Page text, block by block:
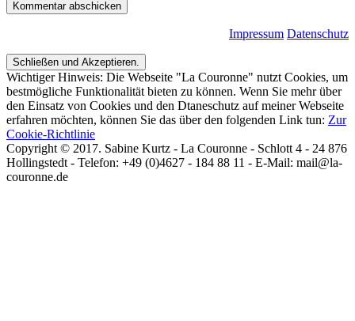
Impressum Datenschutz
Wichtiger Hinweis: Die Webseite "La Couronne" nutzt Cookies, um
bestmögliche Funktionalität bieten zu können. Wenn Sie mehr über
den Einsatz von Cookies und den Dtaneschutz auf meiner Webseite
erfahren möchten, können Sie das über den folgenden Link tun: Zur
Cookie-Richtlinie
Copyright © 2017. Sabine Kurtz - La Couronne - Schlott 4 - 24 876
Hollingstedt - Telefon: +49 (0)4627 - 184 88 11 - E-Mail: mail@la-
couronne.de